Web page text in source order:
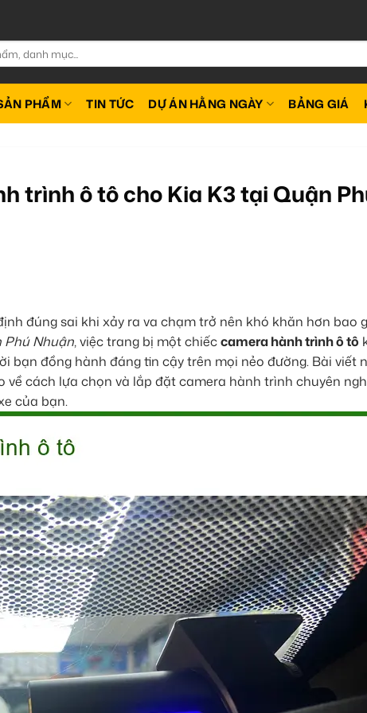
PHẨM TIN TỨC DỰ ÁN HẰNG NGÀY BẢNG GIÁ
trình ô tô cho Kia K3 tại Quận
đúng sai khi xảy ra va chạm trở nên khó khăn hơn bao
Phú Nhuận, việc trang bị một chiếccamera hành trình ô tô
bạn đồng hành đáng tin cậy trên mọi nẻo đường. Bài viết
cách lựa chọn và lắp đặt camera hành trình chuyên
của bạn.